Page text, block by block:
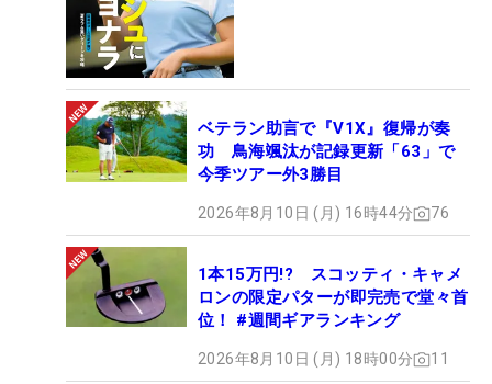
ベテラン助言で『V1X』復帰が奏
功 鳥海颯汰が記録更新「63」で
今季ツアー外3勝目
2026年8月10日 (月) 16時44分 76
1本15万円!? スコッティ・キャメ
ロンの限定パターが即完売で堂々首
位！ #週間ギアランキング
2026年8月10日 (月) 18時00分 11